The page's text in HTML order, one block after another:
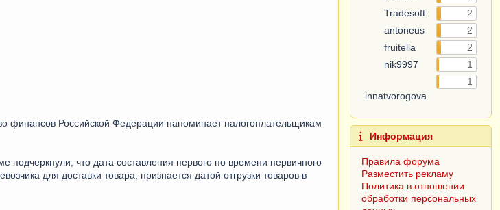
финансов Российской Федерации напоминает налогоплательщикам
что дата составления первого по времени первичного
для доставки товара, признается датой отгрузки товаров в
Tradesoft
2
antoneus
2
fruitella
2
nik9997
1
innatvorogova
1
Информация
Правила форума
Разместить рекламу
Политика в отношении
обработки персональных